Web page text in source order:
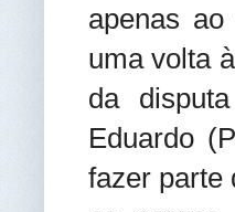
apenas
uma volta
da
Eduardo
fazer parte